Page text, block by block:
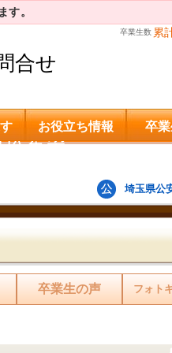
す。
卒業生数 累
合せ
込希望
お役立ち情報 卒
埼玉県公
卒業生の声 フォト